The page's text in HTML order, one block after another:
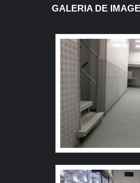
revestidos em elementos
TRATAMENTOSEm
importante ressaltar que
como é o caso do
aplicado em um item, no
que deseja ser mudado
modificadas. Esse
proporcionar proteção
que prejudicam o bom
qual a melhor alternativa
GALERIA DE